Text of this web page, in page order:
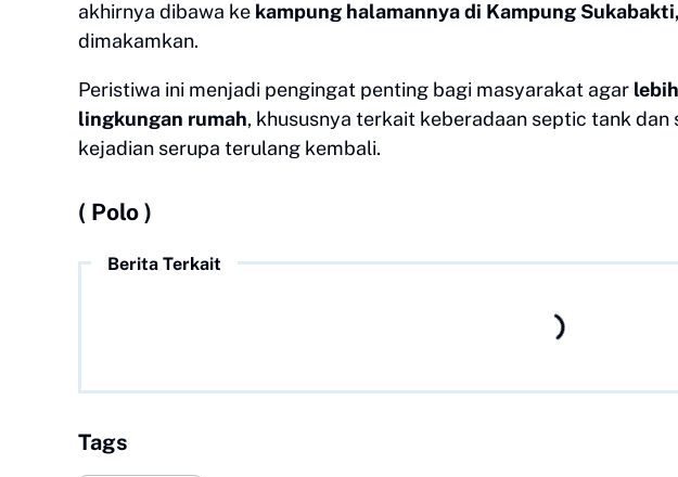
akhirnya dibawa ke kampung halamannya di Kampung
dimakamkan.
Peristiwa ini menjadi pengingat penting bagi masyarakat agar
lingkungan rumah, khususnya terkait keberadaan septic tank
kejadian serupa terulang kembali.
( Polo )
Berita Terkait
Tags